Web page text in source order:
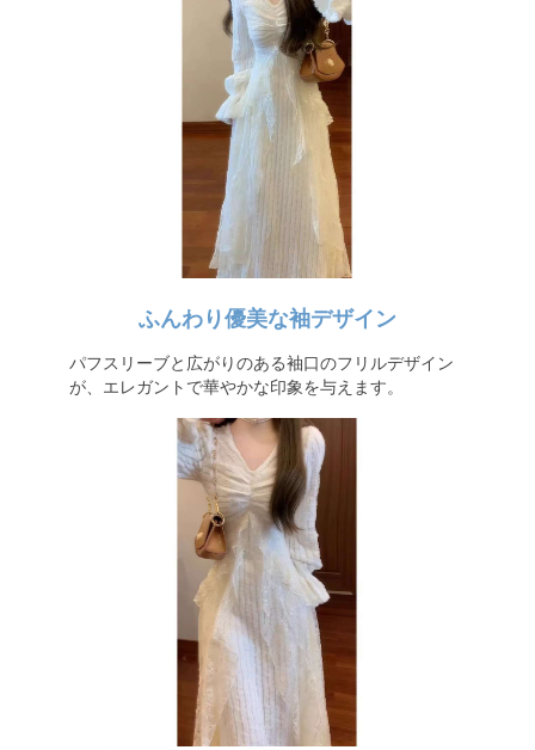
ふんわり優美な袖デザイン
パフスリーブと広がりのある袖口のフリルデザイン
が、エレガントで華やかな印象を与えます。